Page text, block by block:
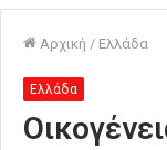
Αρχική / Ελλάδα
Ελλάδα